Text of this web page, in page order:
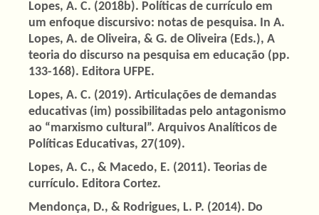
Lopes, A. C. (2018b). Políticas de currículo em
um enfoque discursivo: notas de pesquisa. In A.
Lopes, A. de Oliveira, & G. de Oliveira (Eds.), A
teoria do discurso na pesquisa em educação (pp.
133-168). Editora UFPE.
Lopes, A. C. (2019). Articulações de demandas
educativas (im) possibilitadas pelo antagonismo
ao “marxismo cultural”. Arquivos Analíticos de
Políticas Educativas, 27(109).
Lopes, A. C., & Macedo, E. (2011). Teorias de
currículo. Editora Cortez.
Mendonça, D., & Rodrigues, L. P. (2014). Do